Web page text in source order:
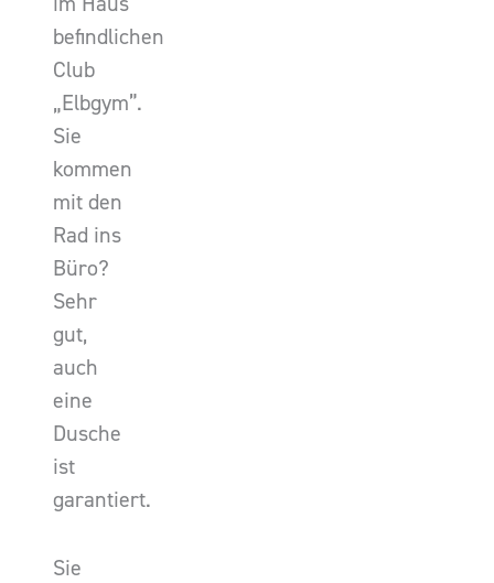
befindlichen
Club
„Elbgym”.
Sie
kommen
mit den
Rad ins
Büro?
Sehr
gut,
auch
eine
Dusche
ist
garantiert.
Sie